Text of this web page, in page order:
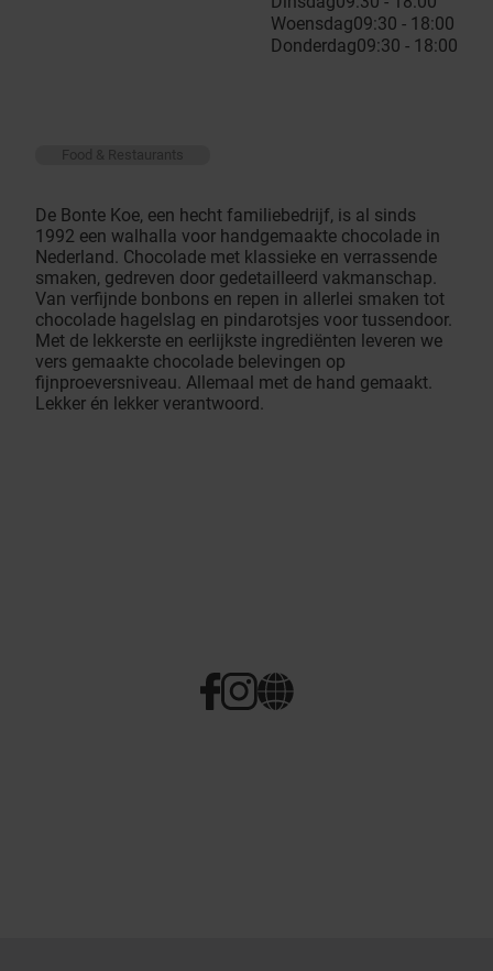
Woensdag09:30 - 18:00
Donderdag09:30 - 18:00
Food & Restaurants
De Bonte Koe, een hecht familiebedrijf, is al sinds
1992 een walhalla voor handgemaakte chocolade in
Nederland. Chocolade met klassieke en verrassende
smaken, gedreven door gedetailleerd vakmanschap.
Van verfijnde bonbons en repen in allerlei smaken tot
chocolade hagelslag en pindarotsjes voor tussendoor.
Met de lekkerste en eerlijkste ingrediënten leveren we
vers gemaakte chocolade belevingen op
fijnproeversniveau. Allemaal met de hand gemaakt.
Lekker én lekker verantwoord.